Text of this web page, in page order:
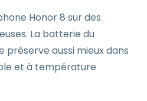
Honor 8 sur des
La batterie du
préserve aussi mieux dans
et à température